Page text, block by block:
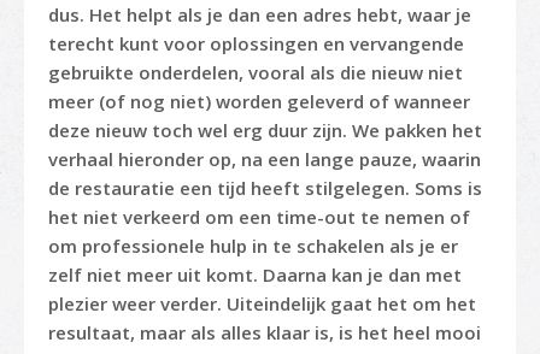
dus. Het helpt als je dan een adres hebt, waar je
terecht kunt voor oplossingen en vervangende
gebruikte onderdelen, vooral als die nieuw niet
meer (of nog niet) worden geleverd of wanneer
deze nieuw toch wel erg duur zijn. We pakken het
verhaal hieronder op, na een lange pauze, waarin
de restauratie een tijd heeft stilgelegen. Soms is
het niet verkeerd om een time-out te nemen of
om professionele hulp in te schakelen als je er
zelf niet meer uit komt. Daarna kan je dan met
plezier weer verder. Uiteindelijk gaat het om het
resultaat, maar als alles klaar is, is het heel mooi